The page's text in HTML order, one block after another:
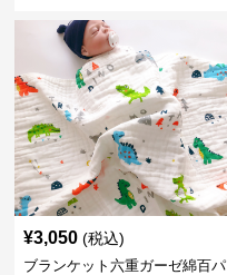
¥3,050 (税込)
ブランケット六重ガーゼ綿百パ